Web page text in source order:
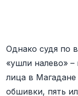
Однако судя по
«ушли налево»
лица в
обшивки, пять